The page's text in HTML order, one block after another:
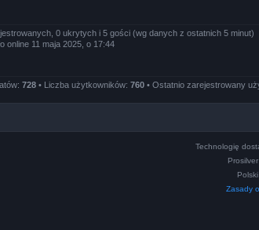
0 ukrytych i 5 gości (wg danych z ostatnich 5 minut)
online 11 maja 2025, o 17:44
728 • Liczba użytkowników: 760 • Ostatnio zarejestrowany
Technologię
Zasady